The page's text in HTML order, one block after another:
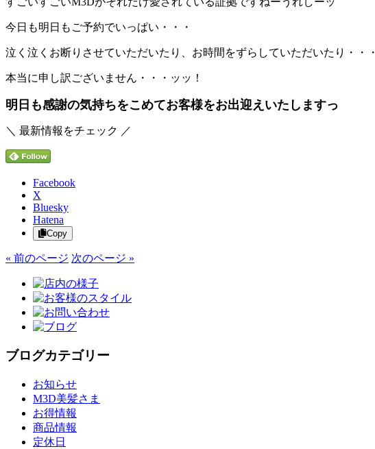
今日も明日もご予約でいっぱい・・・
泣く泣くお断りさせていただいたり、お時間をずらしていただいたり・・・
本当に申し訳ございません・・・ッッ！
明日も感謝の気持ちをこめてお客様をお出迎えいたしますっ
＼ 最新情報をチェック ／
Facebook
X
Bluesky
Hatena
Copy
« 前のページ 次のページ »
ブログカテゴリー
お知らせ
M3D美髪さま
お得情報
商品情報
定休日